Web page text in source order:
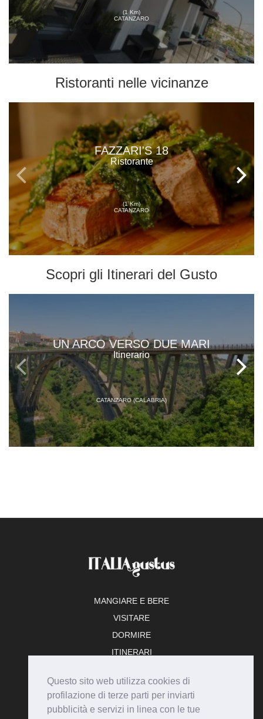
Questo sito web utilizza cookies di
profilazione di terze parti per inviarti
pubblicità e servizi in linea con le tue
(1 Km)
CATANZARO
Ristoranti nelle vicinanze
FAZZARI'S 18
Ristorante
(1 Km)
CATANZARO
Scopri gli Itinerari del Gusto
UN ARCO VERSO DUE MARI
Itinerario
CATANZARO (CALABRIA)
MANGIARE E BERE
VISITARE
DORMIRE
ITINERARI
ADERISCI